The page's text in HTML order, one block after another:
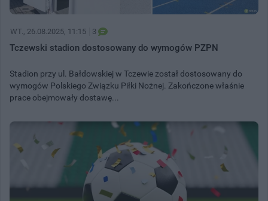
WT. , 26.08.2025, 11:15 3
Tczewski stadion dostosowany do wymogów PZPN
Stadion przy ul. Bałdowskiej w Tczewie został dostosowany do
wymogów Polskiego Związku Piłki Nożnej. Zakończone właśnie
prace obejmowały dostawę...